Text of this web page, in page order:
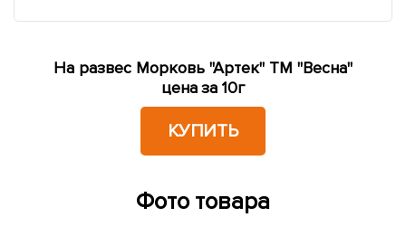
На развес Морковь "Артек" ТМ "Весна"
цена за 10г
КУПИТЬ
Фото товара